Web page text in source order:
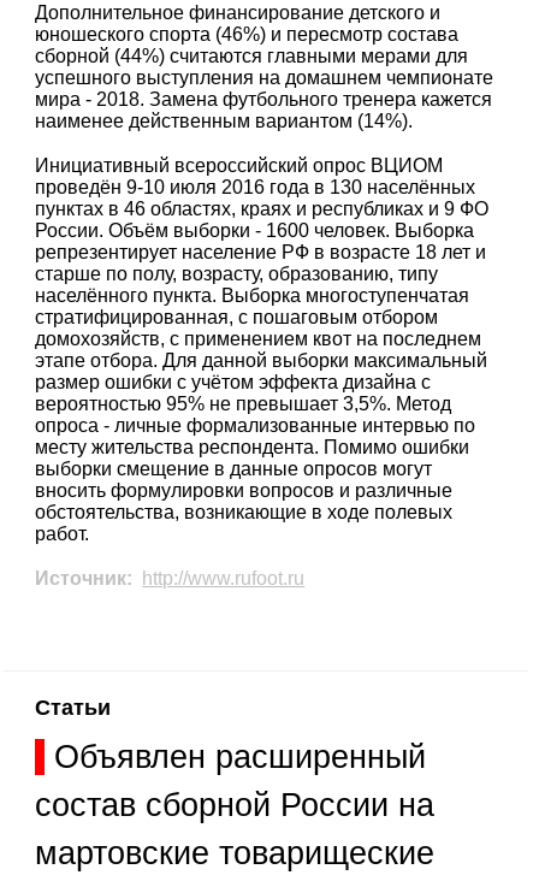
Дополнительное финансирование детского и
юношеского спорта (46%) и пересмотр состава
сборной (44%) считаются главными мерами для
успешного выступления на домашнем чемпионате
мира - 2018. Замена футбольного тренера кажется
наименее действенным вариантом (14%).
Инициативный всероссийский опрос ВЦИОМ
проведён 9-10 июля 2016 года в 130 населённых
пунктах в 46 областях, краях и республиках и 9 ФО
России. Объём выборки - 1600 человек. Выборка
репрезентирует население РФ в возрасте 18 лет и
старше по полу, возрасту, образованию, типу
населённого пункта. Выборка многоступенчатая
стратифицированная, с пошаговым отбором
домохозяйств, с применением квот на последнем
этапе отбора. Для данной выборки максимальный
размер ошибки с учётом эффекта дизайна с
вероятностью 95% не превышает 3,5%. Метод
опроса - личные формализованные интервью по
месту жительства респондента. Помимо ошибки
выборки смещение в данные опросов могут
вносить формулировки вопросов и различные
обстоятельства, возникающие в ходе полевых
работ.
Источник: http://www.rufoot.ru
Статьи
Объявлен расширенный
состав сборной России на
мартовские товарищеские